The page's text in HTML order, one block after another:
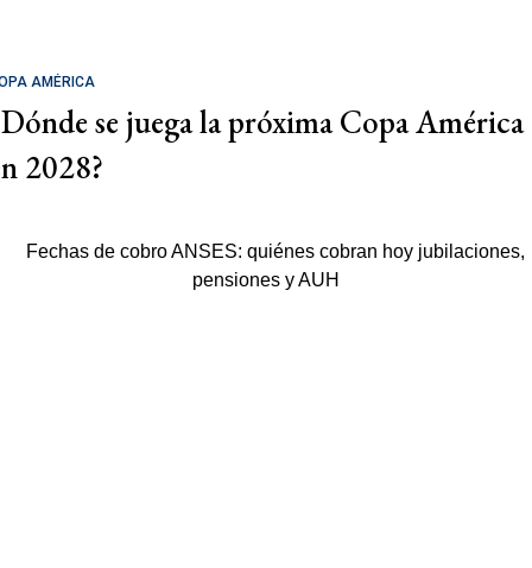
AMÉRICA
se juega la próxima Copa América
2028?